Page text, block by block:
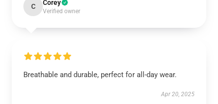
C Corey
Verified owner
Breathable and durable, perfect for all-day wear.
Apr 20, 2025